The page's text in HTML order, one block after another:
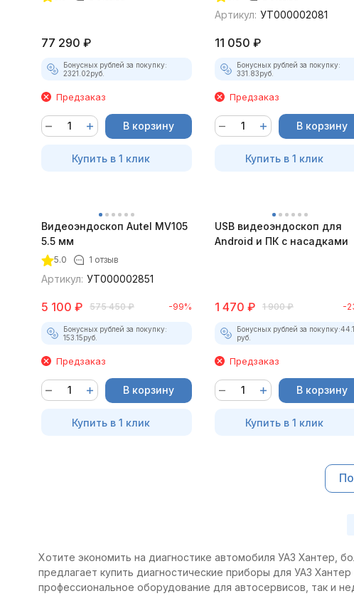
77 290 ₽
Бонусных рублей за покупку:
2321.02руб.
Предзаказ
В корзину
Купить в 1 клик
Артикул: УТ000002081
11 050 ₽
Бонусных рублей за покупку:
331.83руб.
Предзаказ
В корзину
Купить в 1 клик
Видеоэндоскоп Autel MV105
5.5 мм
5.0 1 отзыв
Артикул: УТ000002851
5 100 ₽ 575 450 ₽ -99%
Бонусных рублей за покупку:
153.15руб.
Предзаказ
В корзину
Купить в 1 клик
USB видеоэндоскоп для
Android и ПК с насадками
1 470 ₽ 1 900 ₽ -
Бонусных рублей за покупку:
руб.
Предзаказ
В корзину
Купить в 1 клик
Хотите экономить на диагностике автомобиля УАЗ Хантер,
предлагает купить диагностические приборы для УАЗ
профессиональное оборудование для автосервисов, так и